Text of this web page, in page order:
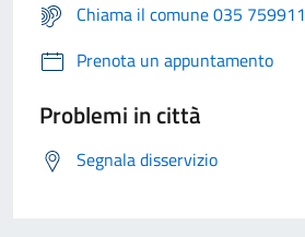
Chiama il comune 035 759911
Prenota un appuntamento
Problemi in città
Segnala disservizio